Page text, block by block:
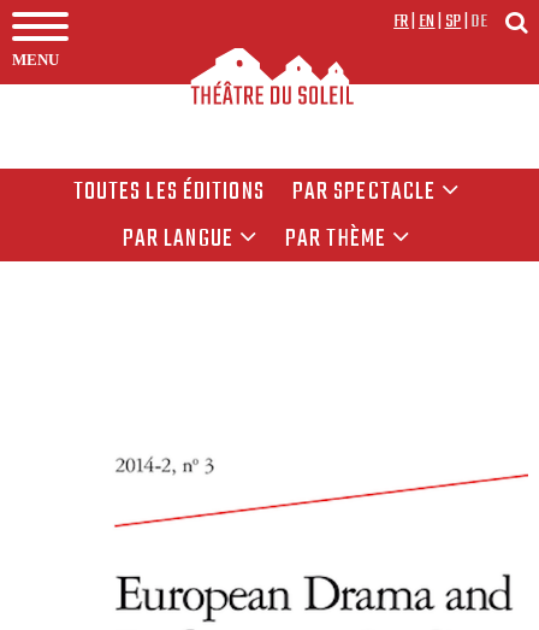
MENU
FR|EN|SP|DE
TOUTES LES ÉDITIONS
PAR SPECTACLE
PAR LANGUE
PAR THÈME